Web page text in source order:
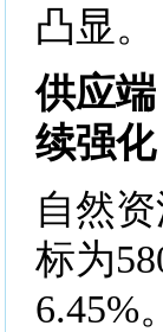
凸显。
供应
续强化
自然
标为
6.45%